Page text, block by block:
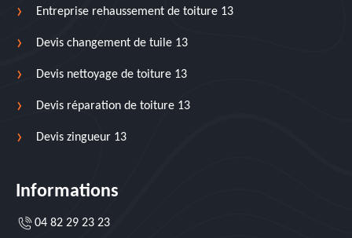
Entreprise rehaussement de toiture 13
Devis changement de tuile 13
Devis nettoyage de toiture 13
Devis réparation de toiture 13
Devis zingueur 13
Informations
04 82 29 23 23